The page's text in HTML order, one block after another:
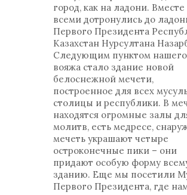
город, как на ладони. Вместе
всеми дотронулись до
Первого Президента
Казахстан Нурсултана
Следующим пунктом нашего
вояжа стало здание новой
белоснежной мечети,
построенное для всех
столицы и республики. В
находятся огромные залы
молитв, есть медресе,
мечеть украшают четыре
остроконечные пики – они
придают особую форму
зданию. Еще мы посетили
Первого Президента, где